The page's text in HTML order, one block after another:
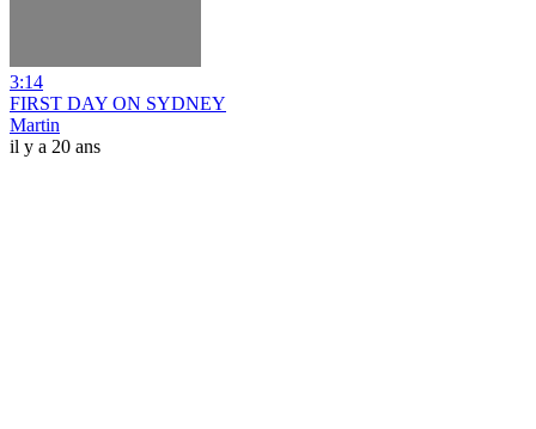
3:14
FIRST DAY ON SYDNEY
Martin
il y a 20 ans